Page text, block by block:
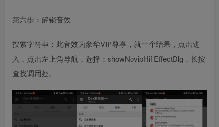
第六步：解锁音效
搜索字符串：此音效为豪华VIP尊享，就一个结果，点击进
入，点击左上角导航，选择：showNovipHifiEffectDlg，长按
查找调用处。